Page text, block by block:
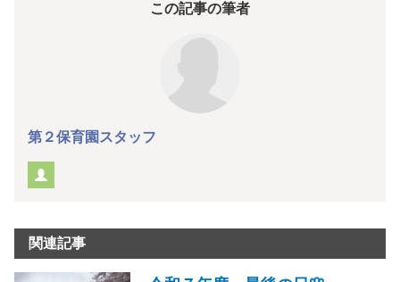
この記事の筆者
第２保育園スタッフ
関連記事